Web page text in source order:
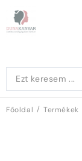
Főoldal / Termékek